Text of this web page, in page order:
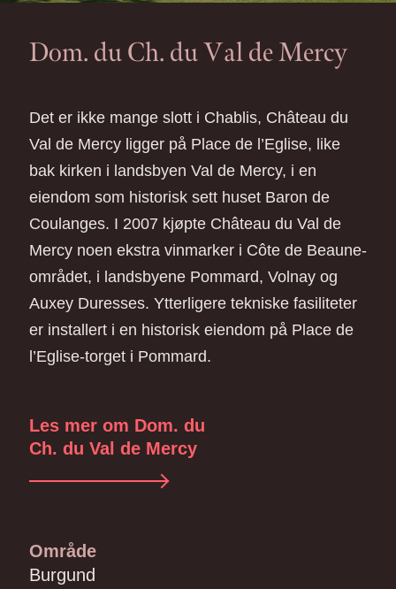
Dom. du Ch. du Val de Mercy
Det er ikke mange slott i Chablis, Château du
Val de Mercy ligger på Place de l’Eglise, like
bak kirken i landsbyen Val de Mercy, i en
eiendom som historisk sett huset Baron de
Coulanges. I 2007 kjøpte Château du Val de
Mercy noen ekstra vinmarker i Côte de Beaune-
området, i landsbyene Pommard, Volnay og
Auxey Duresses. Ytterligere tekniske fasiliteter
er installert i en historisk eiendom på Place de
l’Eglise-torget i Pommard.
Les mer om Dom. du
Ch. du Val de Mercy
Område
Burgund